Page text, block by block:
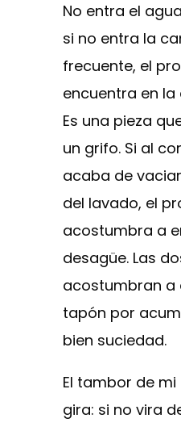
No entra el
si no entra la
frecuente, el
encuentra en
Es una pieza
un grifo. Si al
acaba de
del lavado, el
acostumbra a
desagüe. Las
acostumbran a
tapón por
bien suciedad.
El tambor de
gira: si no vira